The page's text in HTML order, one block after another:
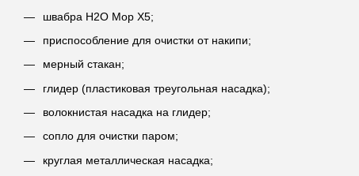
швабра H2O Mop X5;
приспособление для очистки от накипи;
мерный стакан;
глидер (пластиковая треугольная насадка);
волокнистая насадка на глидер;
сопло для очистки паром;
круглая металлическая насадка;